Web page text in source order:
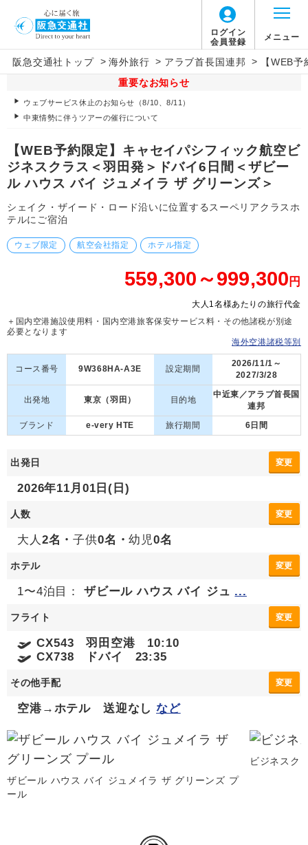
ログイン
会員登録
メニュー
阪急交通社トップ > 海外旅行 > アラブ首長国連邦 >
【WEB
重要なお知らせ
ウェブサービス休止のお知らせ（8/10、8/11）
中東情勢に伴うツアーの催行について
【WEB予約限定】キャセイパシフィック航空ビ
ジネスクラス＜羽田発＞ドバイ6日間＜ザビー
ル ハウス バイ ジュメイラ ザ グリーンズ＞
シェイク・ザイード・ロード沿いに位置するスーペリアクラスホ
テルにご宿泊
ウェブ限定 航空会社指定 ホテル指定
559,300～999,300 円
大人1名様あたりの旅行代金
＋国内空港施設使用料・国内空港旅客保安サービス料・その他諸税が別途
必要となります
海外空港諸税等別
コース番号 9W368HA-A3E 設定期間
2026/11/1～
2027/3/28
出発地 東京（羽田） 目的地
中近東／アラブ首長国
連邦
ブランド
e-very HTE 旅行期間 6日間
出発日 変更
2026年11月01日(日)
人数 変更
大人 2名・子供0名・幼児0名
ホテル 変更
1〜4泊目： ザビール ハウス バイ ジュ ...
フライト 変更
CX543 羽田空港 10:10
CX738 ドバイ 23:35
その他手配 変更
空港→ホテル 送迎なしなど
ザビール ハウス バイ ジュメイラ ザ グリーンズ プ
ール
ビジネスク